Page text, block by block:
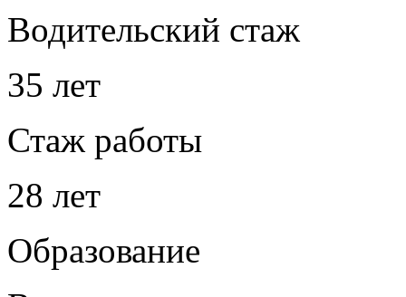
Водительский стаж
35 лет
Стаж работы
28 лет
Образование